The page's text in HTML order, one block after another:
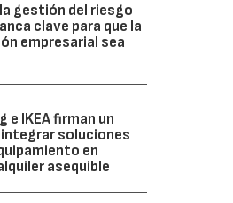
gestión del riesgo
clave para que la
empresarial sea
e IKEA firman un
soluciones
en
asequible